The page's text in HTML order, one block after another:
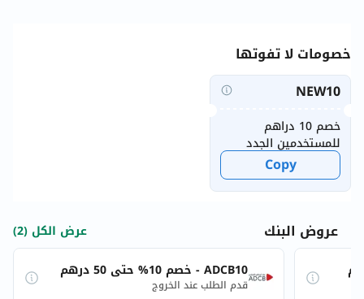
خصومات لا تفوتها
NEW10
خصم 10 دراهم
للمستخدمين الجدد
Copy
عروض البنك
عرض الكل (2)
ADCB10 - خصم 10% حتى 50 درهم
قدم الطلب عند الخروج